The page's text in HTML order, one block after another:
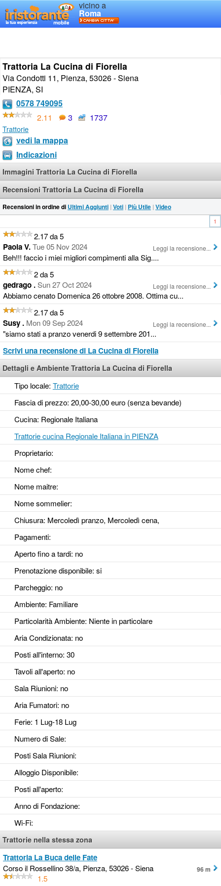
vicino a
Roma
Trattoria La Cucina di Fiorella
Via Condotti 11, Pienza, 53026 - Siena
PIENZA, SI
0578 749095
2.11
3 1737
Trattorie
vedi la mappa
Indicazioni
Immagini Trattoria La Cucina di Fiorella
Recensioni Trattoria La Cucina di Fiorella
Recensioni in ordine di Ultimi Aggiunti | Voti | Più Utile | Video
1
2.17 da 5
Paola V.Tue 05 Nov 2024
Beh!!! faccio i miei migliori compimenti alla Sig....
Leggi la recensione...
2 da 5
gedrago .Sun 27 Oct 2024
Abbiamo cenato Domenica 26 ottobre 2008. Ottima cu...
Leggi la recensione...
2.17 da 5
Susy . Mon 09 Sep 2024
"siamo stati a pranzo venerdi 9 settembre 201...
Leggi la recensione...
Scrivi una recensione di La Cucina di Fiorella
Dettagli e Ambiente Trattoria La Cucina di Fiorella
Tipo locale: Trattorie
Fascia di prezzo: 20,00-30,00 euro (senza bevande)
Cucina: Regionale Italiana
Trattorie cucina Regionale Italiana in PIENZA
Proprietario:
Nome chef:
Nome maitre:
Nome sommelier:
Chiusura: Mercoledì pranzo, Mercoledì cena,
Pagamenti:
Aperto fino a tardi: no
Prenotazione disponibile: si
Parcheggio: no
Ambiente: Familiare
Particolarità Ambiente: Niente in particolare
Aria Condizionata: no
Posti all'interno: 30
Tavoli all'aperto: no
Sala Riunioni: no
Aria Fumatori: no
Ferie: 1 Lug-18 Lug
Numero di Sale:
Posti Sala Riunioni:
Alloggio Disponibile:
Posti all'aperto:
Anno di Fondazione:
Wi-Fi:
Trattorie nella stessa zona
Trattoria La Buca delle Fate
Corso il Rossellino 38/a, Pienza, 53026 - Siena
1.5
96 m